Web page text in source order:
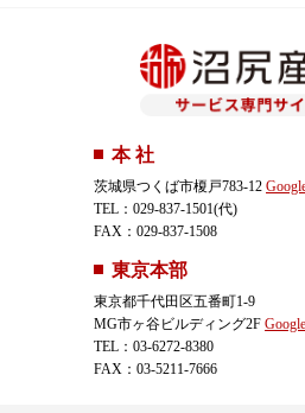
本 社
茨城県つくば市榎戸783-12
TEL：029-837-1501(代)
FAX：029-837-1508
東京本部
東京都千代田区五番町1-9
MG市ヶ谷ビルディング2F
TEL：03-6272-8380
FAX：03-5211-7666